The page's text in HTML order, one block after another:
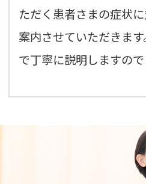
ただく患者さまの症状
案内させていただきま
で丁寧に説明しますので